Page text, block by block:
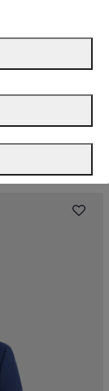
RAYAS CELESTE